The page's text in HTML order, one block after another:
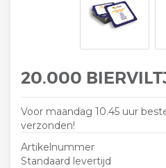
20.000
Voor maandag 10.45 uur
verzonden!
Artikelnummer
Standaard levertijd